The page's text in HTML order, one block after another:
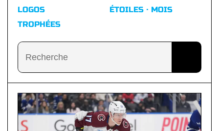
LOGOS
TROPHÉES
ÉTOILES · MOIS